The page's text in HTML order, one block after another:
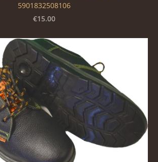
5901832508106
€15.00